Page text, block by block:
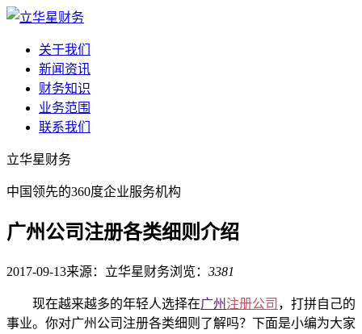
关于我们
新闻资讯
财务知识
业务范围
联系我们
立华星财务
中国领先的360度企业服务机构
广州公司注册各类细则介绍
2017-09-13来源：立华星财务浏览： 3381
现在越来越多的年轻人选择在广州 注册公司 ，打拼自己的
事业。你对广州公司注册各类细则了解吗？下面是小编为大家